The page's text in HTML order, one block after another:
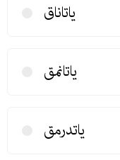
یاتاناق
یاتانمق
یاتدرمق